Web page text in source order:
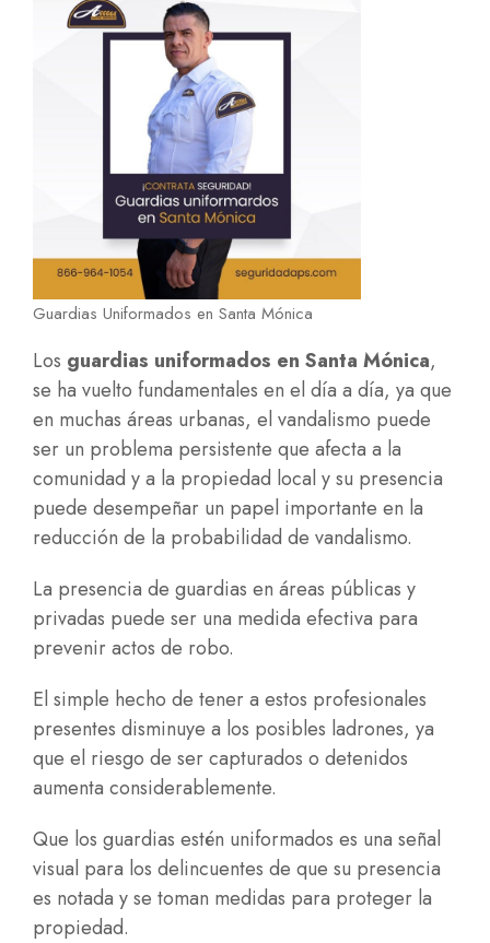
Guardias Uniformados en Santa Mónica
Los guardias uniformados en Santa Mónica,
se ha vuelto fundamentales en el día a día, ya que
en muchas áreas urbanas, el vandalismo puede
ser un problema persistente que afecta a la
comunidad y a la propiedad local y su presencia
puede desempeñar un papel importante en la
reducción de la probabilidad de vandalismo.
La presencia de guardias en áreas públicas y
privadas puede ser una medida efectiva para
prevenir actos de robo.
El simple hecho de tener a estos profesionales
presentes disminuye a los posibles ladrones, ya
que el riesgo de ser capturados o detenidos
aumenta considerablemente.
Que los guardias estén uniformados es una señal
visual para los delincuentes de que su presencia
es notada y se toman medidas para proteger la
propiedad.